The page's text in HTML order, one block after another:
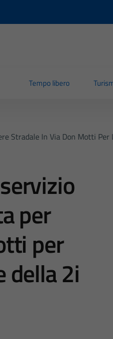
Tempo libero
Stradale In Via Don Motti
per
per
della 2i